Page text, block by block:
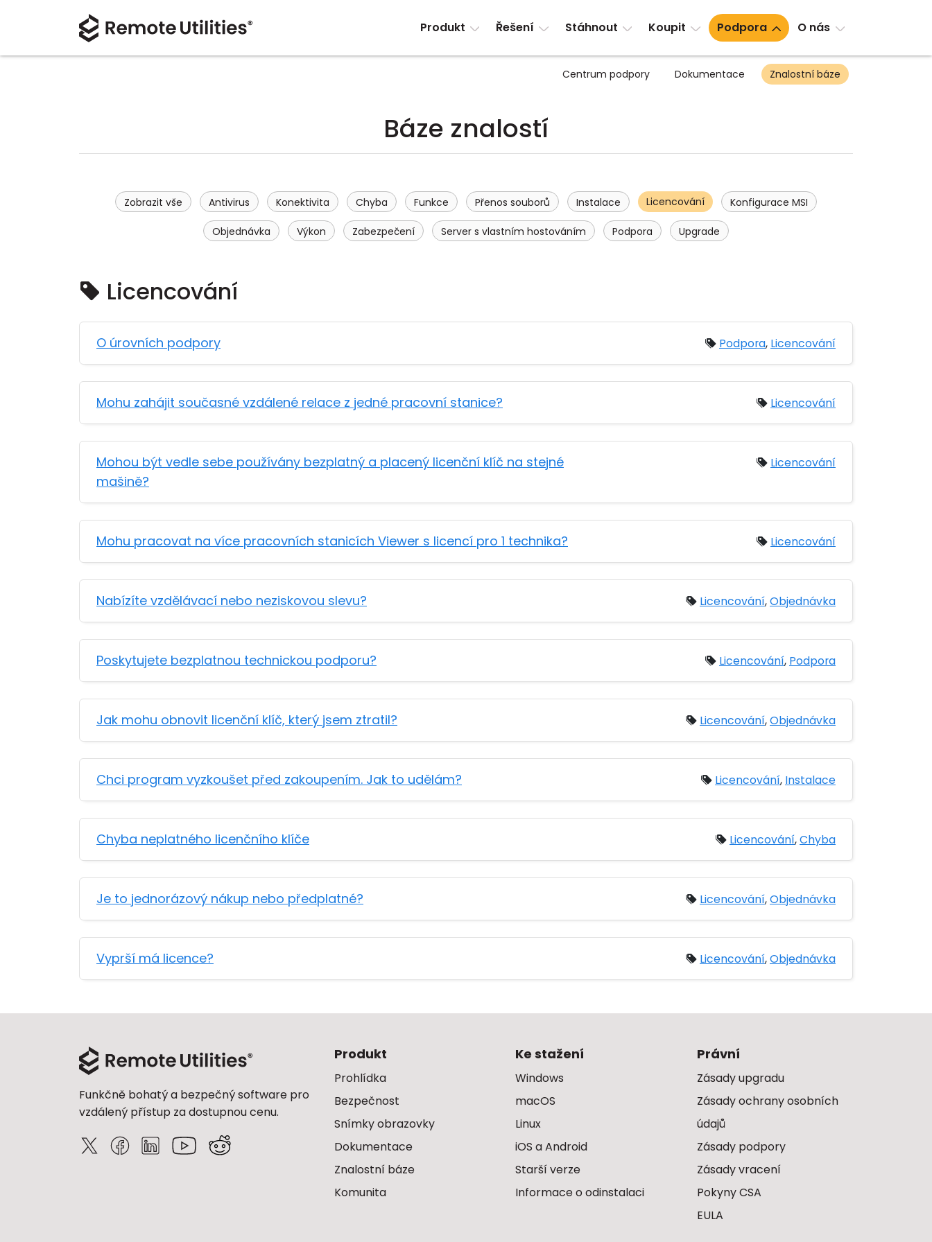
Produkt Řešení Stáhnout Koupit Podpora O nás
Centrum podpory Dokumentace Znalostní báze
Báze znalostí
Zobrazit vše Antivirus Konektivita Chyba Funkce Přenos souborů Instalace Licencování Konfigurace MSI
Objednávka Výkon Zabezpečení Server s vlastním hostováním Podpora Upgrade
Licencování
O úrovních podpory Podpora, Licencování
Mohu zahájit současné vzdálené relace z jedné pracovní stanice? Licencování
Mohou být vedle sebe používány bezplatný a placený licenční klíč na stejné
mašině?
Licencování
Mohu pracovat na více pracovních stanicích Viewer s licencí pro 1 technika? Licencování
Nabízíte vzdělávací nebo neziskovou slevu? Licencování,Objednávka
Poskytujete bezplatnou technickou podporu? Licencování, Podpora
Jak mohu obnovit licenční klíč, který jsem ztratil? Licencování,Objednávka
Chci program vyzkoušet před zakoupením. Jak to udělám? Licencování, Instalace
Chyba neplatného licenčního klíče Licencování,Chyba
Je to jednorázový nákup nebo předplatné? Licencování,Objednávka
Vyprší má licence? Licencování,Objednávka
Funkčně bohatý a bezpečný software pro
vzdálený přístup za dostupnou cenu.
Produkt
Prohlídka
Bezpečnost
Snímky obrazovky
Dokumentace
Znalostní báze
Komunita
Ke stažení
Windows
macOS
Linux
iOS a Android
Starší verze
Informace o odinstalaci
Právní
Zásady upgradu
Zásady ochrany osobních
údajů
Zásady podpory
Zásady vracení
Pokyny CSA
EULA